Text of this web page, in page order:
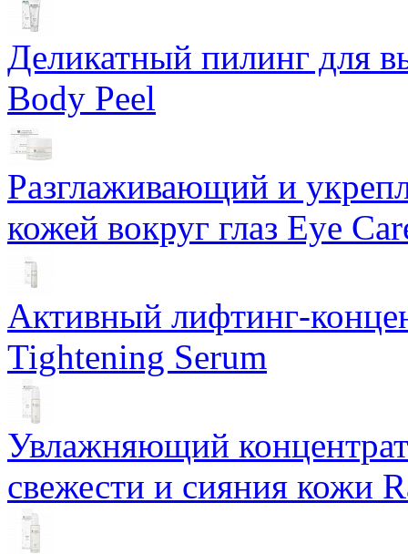
Деликатный пилинг для
Body Peel
Разглаживающий и
кожей вокруг глаз Eye
Активный лифтинг-
Tightening Serum
Увлажняющий
свежести и сияния кожи